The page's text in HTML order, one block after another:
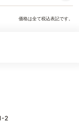
価格は全て税込表記です。
2